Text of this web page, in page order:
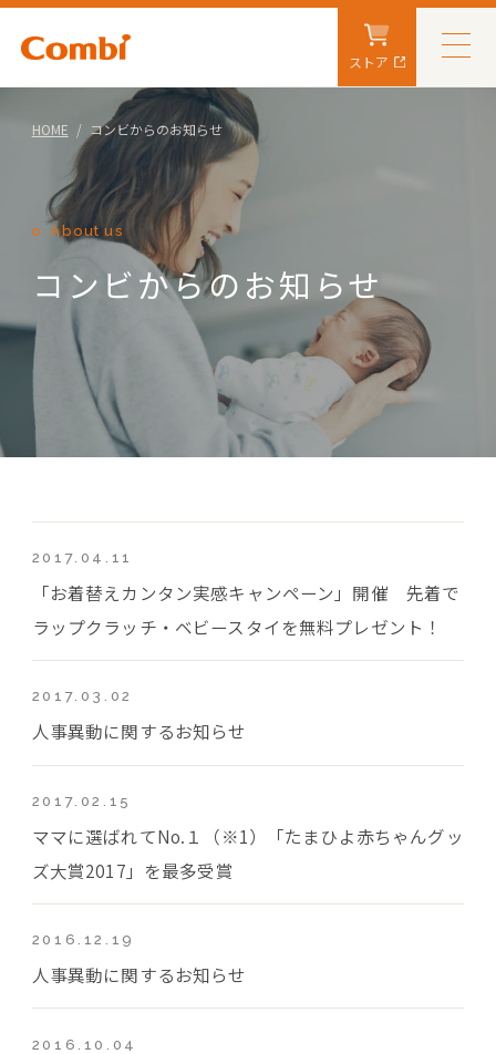
ストア
HOME コンビからのお知らせ
About us
コンビからのお知らせ
2017.04.11
「お着替えカンタン実感キャンペーン」開催 先着で
ラップクラッチ・ベビースタイを無料プレゼント！
2017.03.02
人事異動に関するお知らせ
2017.02.15
ママに選ばれてNo.１（※1）「たまひよ赤ちゃんグッ
ズ大賞2017」を最多受賞
2016.12.19
人事異動に関するお知らせ
2016.10.04